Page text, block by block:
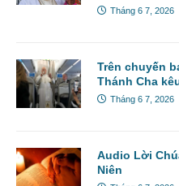
Tháng 6 7, 2026
Trên chuyến
Thánh Cha
Tháng 6 7, 2026
Audio Lời
Niên